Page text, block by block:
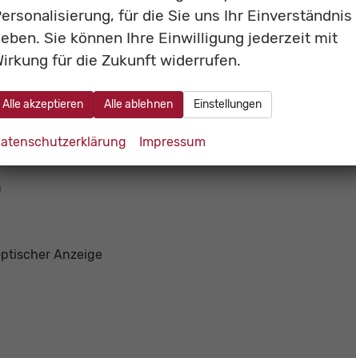
Radabdeckung
Ausparken vor querendem Verkehr hinter dem Fahrzg.)
Anzeige
für die Sie uns Ihr Einverständnis
Sie können Ihre Einwilligung jederzeit mit
für die Zukunft widerrufen.
Alle akzeptieren Alle ablehnen Einstellungen
Impressum